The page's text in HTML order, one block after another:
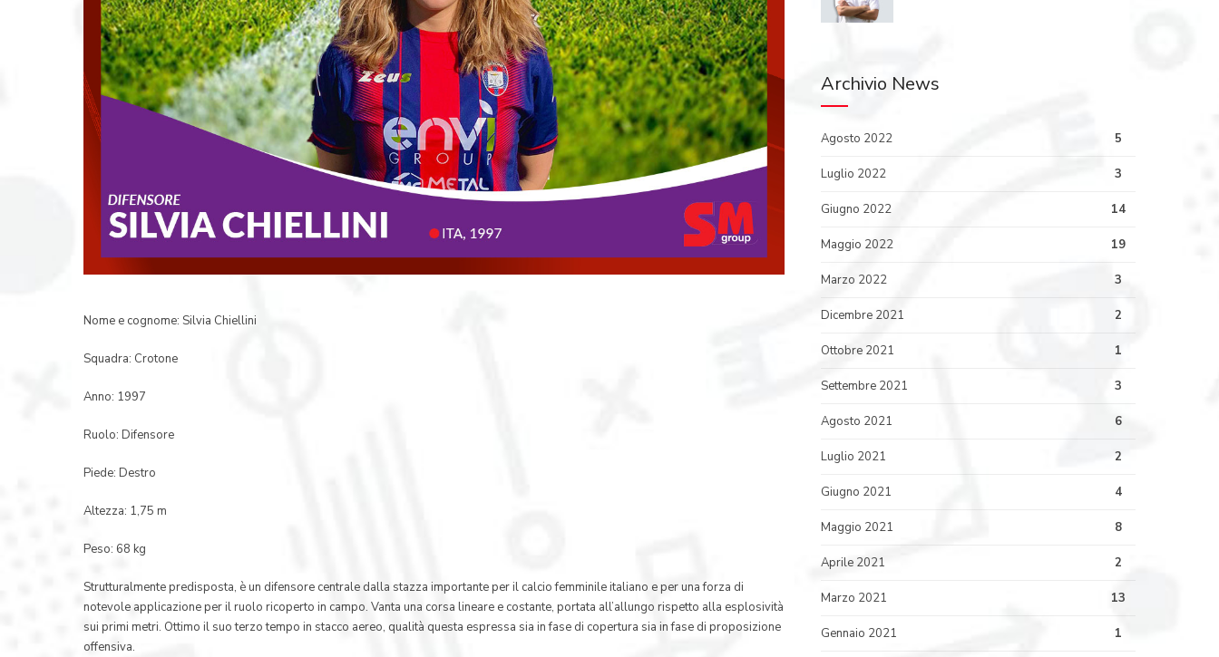
Nome e cognome: Silvia Chiellini
Squadra: Crotone
Anno: 1997
Ruolo: Difensore
Piede: Destro
Altezza: 1,75 m
Peso: 68 kg
Strutturalmente predisposta, è un difensore centrale dalla stazza importante per il calcio femminile italiano e per una forza di
notevole applicazione per il ruolo ricoperto in campo. Vanta una corsa lineare e costante, portata all’allungo rispetto alla esplosività
sui primi metri. Ottimo il suo terzo tempo in stacco aereo, qualità questa espressa sia in fase di copertura sia in fase di proposizione
offensiva.
Archivio News
Agosto 2022 5
Luglio 2022 3
Giugno 2022 14
Maggio 2022 19
Marzo 2022 3
Dicembre 2021 2
Ottobre 2021 1
Settembre 2021 3
Agosto 2021 6
Luglio 2021 2
Giugno 2021 4
Maggio 2021 8
Aprile 2021 2
Marzo 2021 13
Gennaio 2021 1